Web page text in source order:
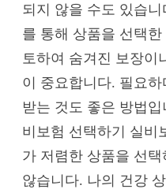
되지 않을 수도 있습
를 통해 상품을 선택
토하여 숨겨진 보장이
이 중요합니다. 필요
받는 것도 좋은 방법
비보험 선택하기 실비
가 저렴한 상품을 선
않습니다. 나의 건강